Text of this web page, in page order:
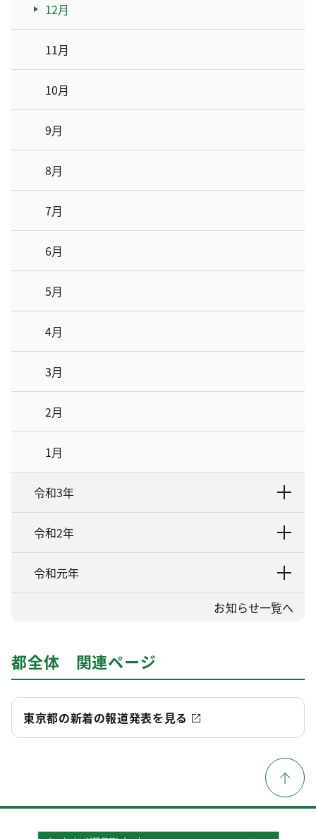
12月
11月
10月
9月
8月
7月
6月
5月
4月
3月
2月
1月
令和3年
令和2年
令和元年
お知らせ一覧へ
都全体 関連ページ
東京都の新着の報道発表を見る